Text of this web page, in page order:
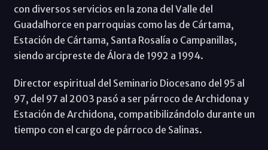
con diversos servicios en la zona del Valle del
Guadalhorce en parroquias como las de Cártama,
Estación de Cártama, Santa Rosalía o Campanillas,
siendo arcipreste de Álora de 1992 a 1994.
Director espiritual del Seminario Diocesano del 95 al
97, del 97 al 2003 pasó a ser párroco de Archidona y
Estación de Archidona, compatibilizándolo durante un
tiempo con el cargo de párroco de Salinas.